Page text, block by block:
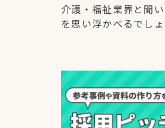
介護・福祉業界と聞
を思い浮かべるでし